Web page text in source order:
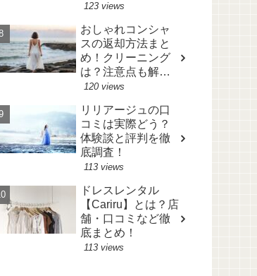
123 views
おしゃれコンシャ
スの返却方法まと
め！クリーニング
は？注意点も解
説！
120 views
リリアージュの口
コミは実際どう？
体験談と評判を徹
底調査！
113 views
ドレスレンタル
【Cariru】とは？店
舗・口コミなど徹
底まとめ！
113 views